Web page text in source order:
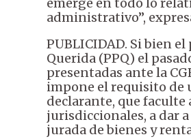
emerge en todo lo
administrativo”,
PUBLICIDAD. Si bien
Querida (PPQ) el
presentadas ante la
impone el requisito de
declarante, que faculte
jurisdiccionales, a dar
jurada de bienes y